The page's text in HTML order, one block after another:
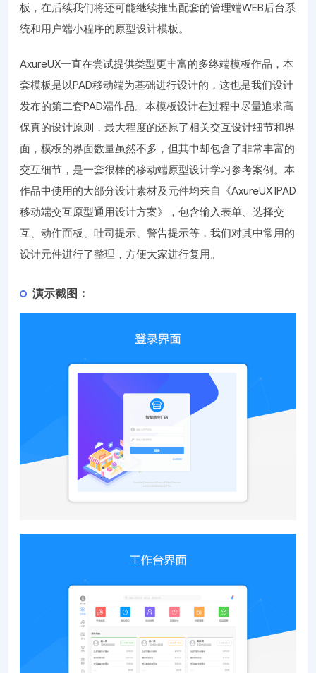
板，在后续我们将还可能继续推出配套的管理端WEB后台系
统和用户端小程序的原型设计模板。
AxureUX一直在尝试提供类型更丰富的多终端模板作品，本
套模板是以PAD移动端为基础进行设计的，这也是我们设计
发布的第二套PAD端作品。本模板设计在过程中尽量追求高
保真的设计原则，最大程度的还原了相关交互设计细节和界
面，模板的界面数量虽然不多，但其中却包含了非常丰富的
交互细节，是一套很棒的移动端原型设计学习参考案例。本
作品中使用的大部分设计素材及元件均来自《AxureUX IPAD
移动端交互原型通用设计方案》，包含输入表单、选择交
互、动作面板、吐司提示、警告提示等，我们对其中常用的
设计元件进行了整理，方便大家进行复用。
演示截图：